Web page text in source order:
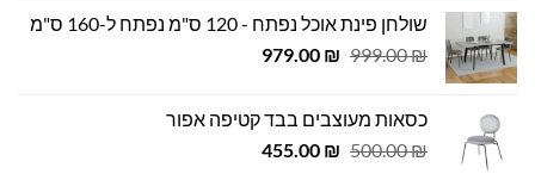
500.00 ₪.
449.00 ₪.שולחן פינת אוכל נפתח - 120 ס"מ נפתח ל-160 ס"מ
999.00₪
המחיר
999.00 ₪.
979.00 ₪
המחיר
979.00 ₪.
כסאות מעוצבים בבד קטיפה אפור
500.00₪
המחיר
455.00 ₪
המחיר